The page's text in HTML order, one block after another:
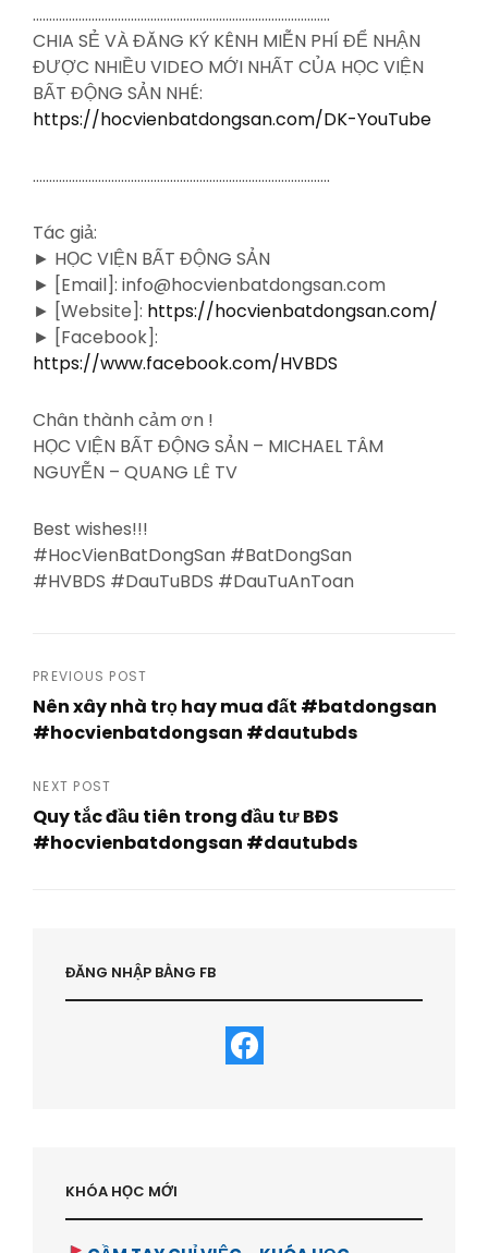
……………………………………………………………………………….
CHIA SẺ VÀ ĐĂNG KÝ KÊNH MIỄN PHÍ ĐỂ NHẬN
ĐƯỢC NHIỀU VIDEO MỚI NHẤT CỦA HỌC VIỆN
BẤT ĐỘNG SẢN NHÉ:
https://hocvienbatdongsan.com/DK-YouTube
……………………………………………………………………………….
Tác giả:
► HỌC VIỆN BẤT ĐỘNG SẢN
► [Email]: info@hocvienbatdongsan.com
► [Website]: https://hocvienbatdongsan.com/
► [Facebook]:
https://www.facebook.com/HVBDS
Chân thành cảm ơn !
HỌC VIỆN BẤT ĐỘNG SẢN – MICHAEL TÂM
NGUYỄN – QUANG LÊ TV
Best wishes!!!
#HocVienBatDongSan #BatDongSan
#HVBDS #DauTuBDS #DauTuAnToan
Post
navigation
PREVIOUS POST
Nên xây nhà trọ hay mua đất #batdongsan
#hocvienbatdongsan #dautubds
Post
NEXT POST
Quy tắc đầu tiên trong đầu tư BĐS
#hocvienbatdongsan #dautubds
ĐĂNG NHẬP BẰNG FB
KHÓA HỌC MỚI